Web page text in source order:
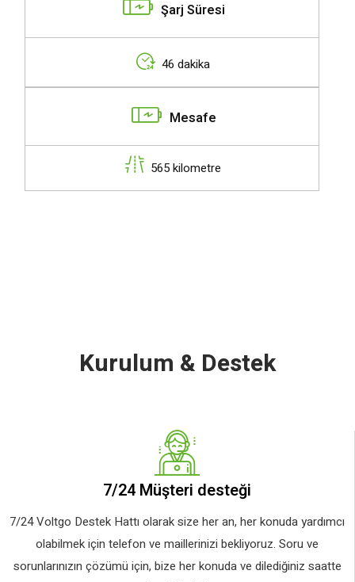
Şarj Süresi
46 dakika
Mesafe
565 kilometre
Kurulum & Destek
7/24 Müşteri desteği
7/24 Voltgo Destek Hattı olarak size her an, her konuda yardımcı
olabilmek için telefon ve maillerinizi bekliyoruz. Soru ve
sorunlarınızın çözümü için, bize her konuda ve dilediğiniz saatte